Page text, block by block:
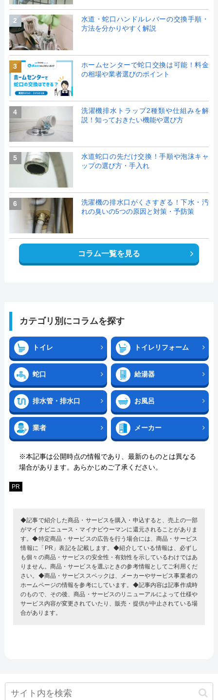
2
水道・蛇口ハンドルレバーの交換手順・
方法を分かりやすく解説
3
ホームセンターで蛇口交換は可能！料金
の相場や業者選びのポイント
4
洗濯機排水トラップ2種類や仕組みを解
説！知っておきたい機能や選び方
5
水道蛇口の先だけ交換！手順や泡沫キャ
ップの選び方・手入れ
6
洗濯機の排水口がくさすぎる！下水・汚
れの臭いの5つの原因と対策・予防策
コラム一覧を見る
カテゴリ別にコラムを探す
トイレ トイレリフォーム
蛇口 給湯器
排水管・排水口 お風呂
業者 メーカー
※本記事は公開時点の情報であり、最新のものとは異なる
場合があります。あらかじめご了承ください。
PR
◆記事で紹介した商品・サービスを購入・申込すると、売上の一部
がマイナビニュース・マイナビウーマンに還元されることがありま
す。◆特定商品・サービスの広告を行う場合には、商品・サービス
情報に「PR」表記を記載します。◆紹介している情報は、必ずし
も個々の商品・サービスの安全性・有効性を示しているわけではあ
りません。商品・サービスを選ぶときの参考情報としてご利用くだ
さい。◆商品・サービススペックは、メーカーやサービス事業者の
ホームページの情報を参考にしています。◆記事内容は記事作成時
のもので、その後、商品・サービスのリニューアルによって仕様や
サービス内容が変更されていたり、販売・提供が中止されている場
合があります。